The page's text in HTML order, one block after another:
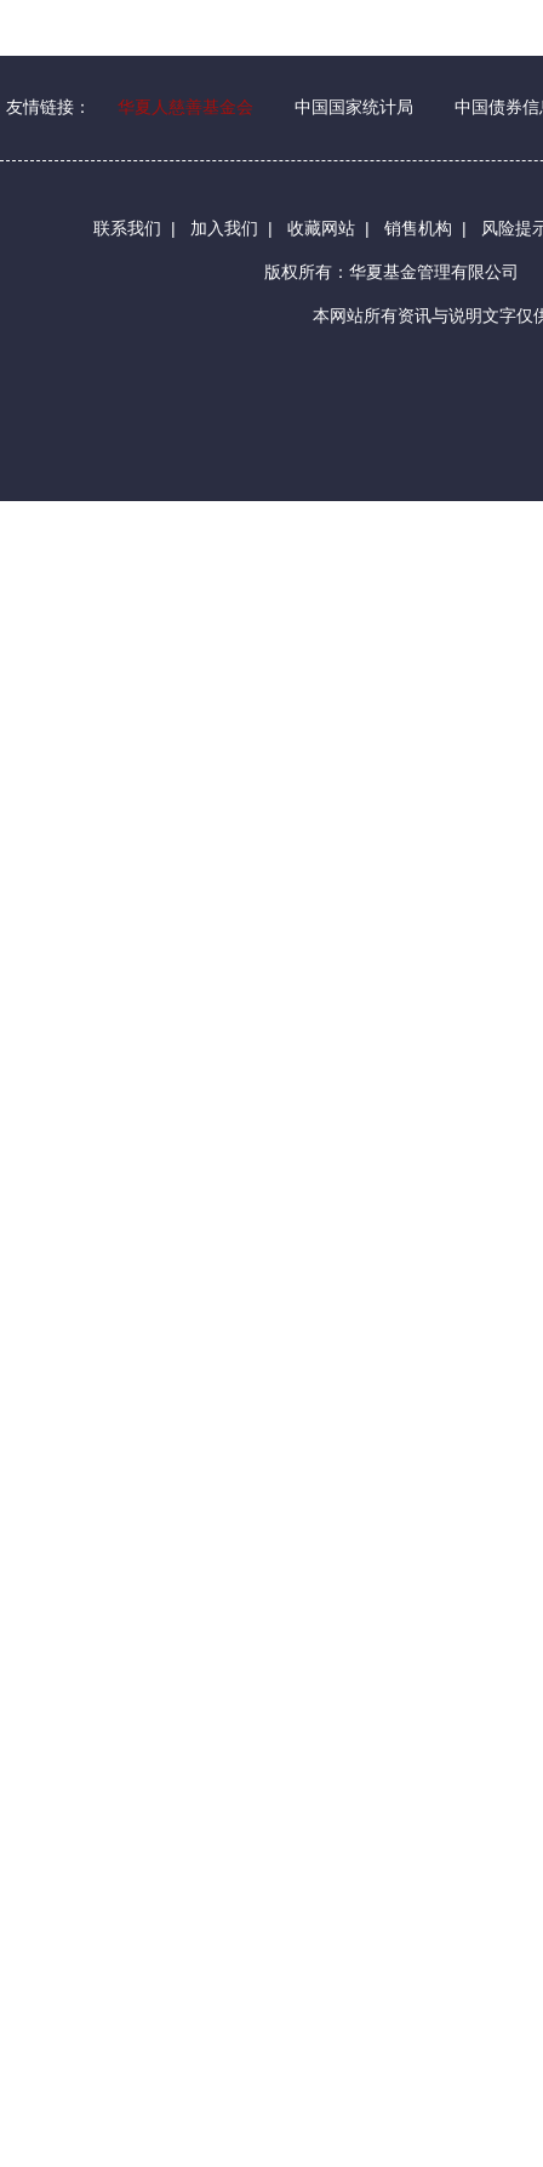
友情链接： 华夏人慈善基金会 中国国家统计局 中国债券信
联系我们 | 加入我们 | 收藏网站 | 销售机构 | 风险提
版权所有：华夏基金管理有限公司
本网站所有资讯与说明文字仅